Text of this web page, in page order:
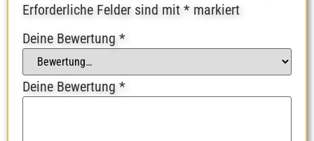
Erforderliche Felder sind mit * markiert
Deine Bewertung *
Deine Bewertung *